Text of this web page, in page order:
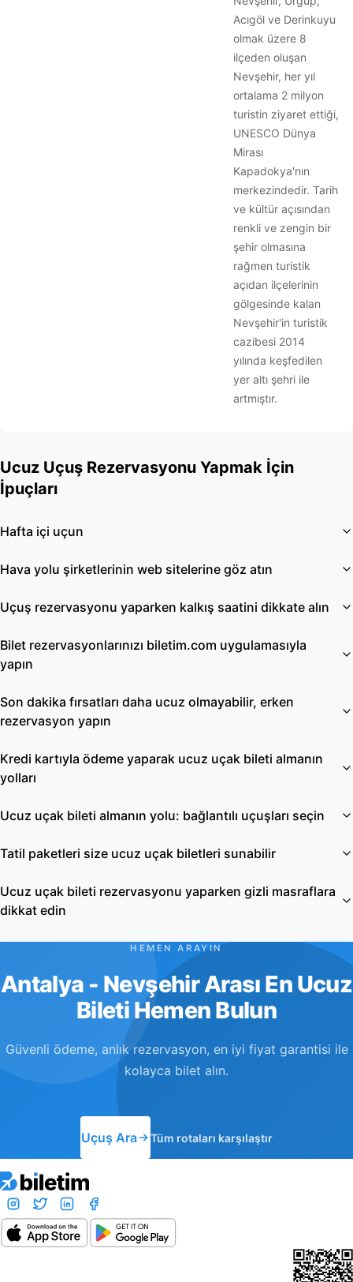
Acıgöl ve Derinkuyu
olmak üzere 8
ilçeden oluşan
Nevşehir, her yıl
ortalama 2 milyon
turistin ziyaret ettiği,
UNESCO Dünya
Mirası
Kapadokya'nın
merkezindedir. Tarih
ve kültür açısından
renkli ve zengin bir
şehir olmasına
rağmen turistik
açıdan ilçelerinin
gölgesinde kalan
Nevşehir'in turistik
cazibesi 2014
yılında keşfedilen
yer altı şehri ile
artmıştır.
Ucuz Uçuş Rezervasyonu Yapmak İçin
İpuçları
Hafta içi uçun
Hava yolu şirketlerinin web sitelerine göz atın
Uçuş rezervasyonu yaparken kalkış saatini dikkate alın
Bilet rezervasyonlarınızı biletim.com uygulamasıyla
yapın
Son dakika fırsatları daha ucuz olmayabilir, erken
rezervasyon yapın
Kredi kartıyla ödeme yaparak ucuz uçak bileti almanın
yolları
Ucuz uçak bileti almanın yolu: bağlantılı uçuşları seçin
Tatil paketleri size ucuz uçak biletleri sunabilir
Ucuz uçak bileti rezervasyonu yaparken gizli masraflara
dikkat edin
HEMEN ARAYIN
Antalya - Nevşehir Arası En Ucuz
Bileti Hemen Bulun
Güvenli ödeme, anlık rezervasyon, en iyi fiyat garantisi ile
kolayca bilet alın.
Uçuş Ara Tüm rotaları karşılaştır